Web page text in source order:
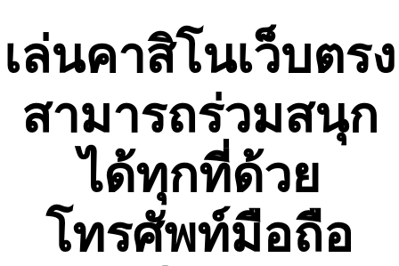
content
เล่นคาสิโนเว็บตรง
สามารถร่วมสนุก
ได้ทุกที่ด้วย
โทรศัพท์มือถือ